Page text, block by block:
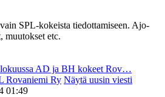
SPL-kokeista tiedottamiseen. Ajo-
muutokset etc.
AD ja BH kokeet Rov…
Rovaniemi Ry Näytä uusin viesti
01:49